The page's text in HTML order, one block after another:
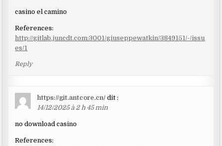
casino el camino
References:
http://gitlab.juncdt.com:3001/giuseppewatkin/3849151/-/issu
es/1
Reply
https://git.antcore.cn/ dit :
14/12/2025 à 2 h 45 min
no download casino
References: